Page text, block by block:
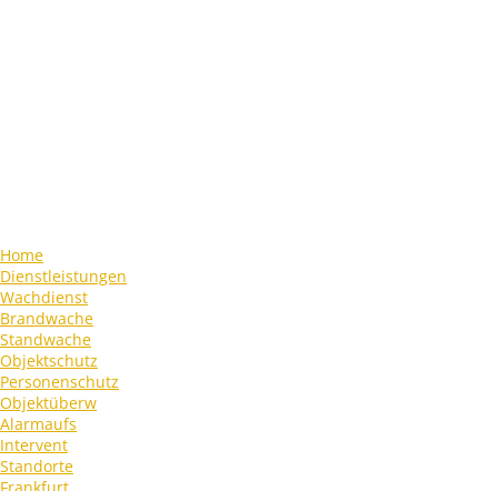
Home
Dienstleistungen
Wachdienst
Brandwache
Standwache
Objektschutz
Personenschutz
Objektüberw
Alarmaufs
Intervent
Standorte